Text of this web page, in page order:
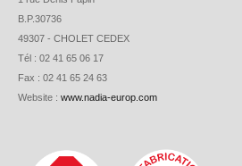
B.P.30736
49307 - CHOLET CEDEX
Tél : 02 41 65 06 17
Fax : 02 41 65 24 63
Website : www.nadia-europ.com